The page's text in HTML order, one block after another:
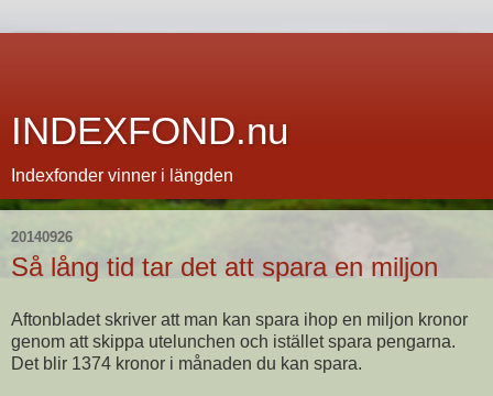
INDEXFOND.nu
Indexfonder vinner i längden
20140926
Så lång tid tar det att spara en miljon
Aftonbladet skriver att man kan spara ihop en miljon kronor
genom att skippa utelunchen och istället spara pengarna.
Det blir 1374 kronor i månaden du kan spara.